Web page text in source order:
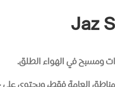
Jaz
ومسبح في الهواء الطلق.